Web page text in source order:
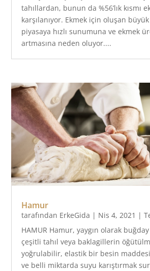
tahıllardan, bunun da %56’lık kısmı
karşılanıyor. Ekmek için oluşan
piyasaya hızlı sunumuna ve ekmek
artmasına neden oluyor....
Hamur
tarafından ErkeGida | Nis 4, 2021 |
HAMUR Hamur, yaygın olarak
çeşitli tahıl veya baklagillerin
yoğrulabilir, elastik bir besin
ve belli miktarda suyu karıştırmak